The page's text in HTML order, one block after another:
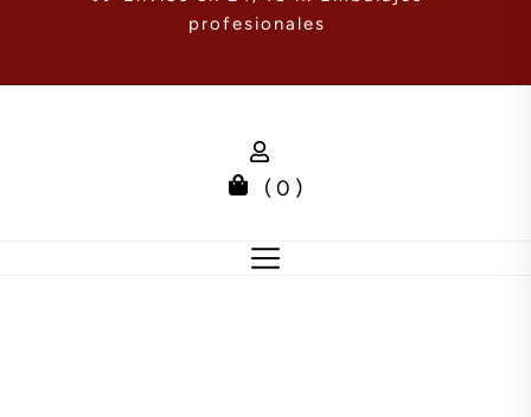
profesionales
( 0 )